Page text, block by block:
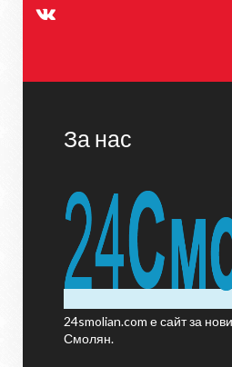
За нас
24smolian.com е сайт за
Смолян.